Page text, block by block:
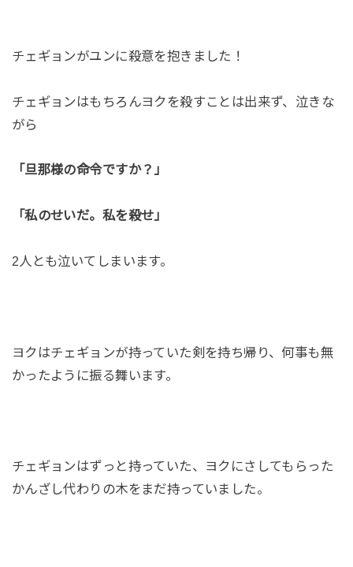
チェギョンがユンに殺意を抱きました！
チェギョンはもちろんヨクを殺すことは出来ず、泣きな
がら
「旦那様の命令ですか？」
「私のせいだ。私を殺せ」
2人とも泣いてしまいます。
ヨクはチェギョンが持っていた剣を持ち帰り、何事も無
かったように振る舞います。
チェギョンはずっと持っていた、ヨクにさしてもらった
かんざし代わりの木をまだ持っていました。